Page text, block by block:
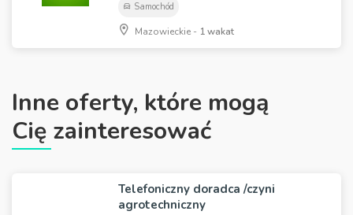
Samochód
Mazowieckie - 1 wakat
Inne oferty, które mogą
Cię zainteresować
Telefoniczny doradca /czyni
agrotechniczny